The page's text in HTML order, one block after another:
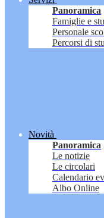
Panoramica
Famiglie e
Personale
Percorsi di
Novità
Panoramica
Le notizie
Le circolari
Calendario
Albo Online